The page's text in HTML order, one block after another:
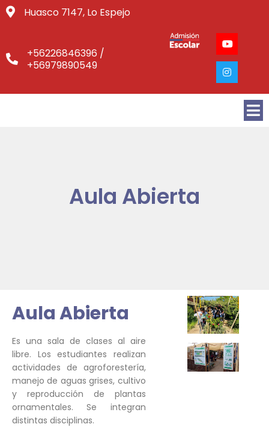
Huasco 7147, Lo Espejo
+56226846396 /
+56979890549
Aula Abierta
Aula Abierta
Es una sala de clases al aire
libre. Los estudiantes realizan
actividades de agroforestería,
manejo de aguas grises, cultivo
y reproducción de plantas
ornamentales. Se integran
distintas disciplinas.